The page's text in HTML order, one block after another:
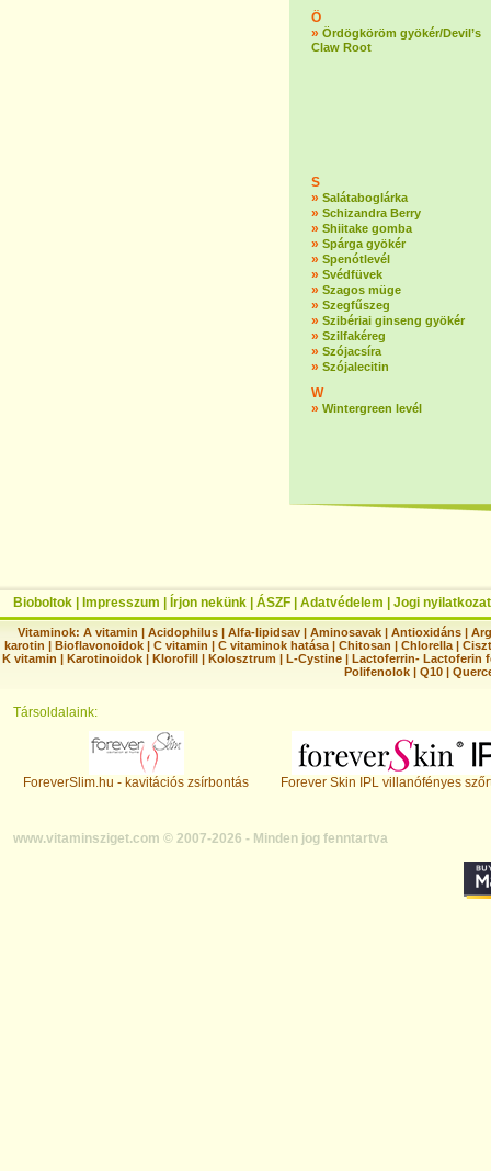
Ö
» Ördögköröm gyökér/Devil’s
Claw Root
S
» Salátaboglárka
» Schizandra Berry
» Shiitake gomba
» Spárga gyökér
» Spenótlevél
» Svédfüvek
» Szagos müge
» Szegfűszeg
» Szibériai ginseng gyökér
» Szilfakéreg
» Szójacsíra
» Szójalecitin
W
» Wintergreen levél
Bioboltok Impresszum Írjon nekünk ÁSZF Adatvédelem Jogi nyilatkozat
Vitaminok: A vitamin |Acidophilus |Alfa-lipidsav |Aminosavak |Antioxidáns |
karotin | Bioflavonoidok | C vitamin | C vitaminok hatása | Chitosan | Chlorella |
K vitamin | Karotinoidok | Klorofill | Kolosztrum | L-Cystine | Lactoferrin- Lactoferin
Polifenolok |Q10 |
Társoldalaink:
ForeverSlim.hu - kavitációs zsírbontás Forever Skin IPL villanófényes
www.vitaminsziget.com © 2007-2026 - Minden jog fenntartva